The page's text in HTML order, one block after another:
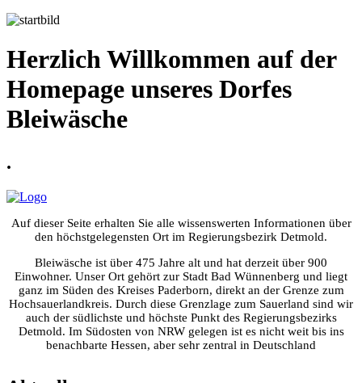
Herzlich Willkommen auf der
Homepage unseres Dorfes
Bleiwäsche
.
Auf dieser Seite erhalten Sie alle wissenswerten Informationen über
den höchstgelegensten Ort im Regierungsbezirk Detmold.
Bleiwäsche ist über 475 Jahre alt und hat derzeit über 900
Einwohner. Unser Ort gehört zur Stadt Bad Wünnenberg und liegt
ganz im Süden des Kreises Paderborn, direkt an der Grenze zum
Hochsauerlandkreis. Durch diese Grenzlage zum Sauerland sind wir
auch der südlichste und höchste Punkt des Regierungsbezirks
Detmold. Im Südosten von NRW gelegen ist es nicht weit bis ins
benachbarte Hessen, aber sehr zentral in Deutschland